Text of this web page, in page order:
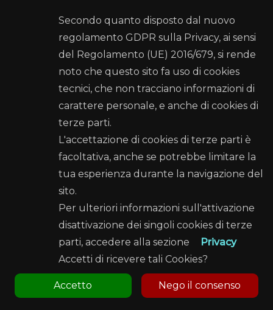
Comune di Palermo
Recapiti e Contatti
Sede: Palazzo Ziino - Via Dante Alighieri, 53 - 90144
Posta elettronica certificata (PEC):
settorecultura@cert.comune.palermo.it
Telefono: 091 7407792 - 091 7407783
Seguici su
Credits Cookie Policy Note Legali
Secondo quanto disposto dal nuovo
regolamento GDPR sulla Privacy, ai sensi
del Regolamento (UE) 2016/679, si rende
noto che questo sito fa uso di cookies
tecnici, che non tracciano informazioni di
carattere personale, e anche di cookies di
terze parti.
L'accettazione di cookies di terze parti è
facoltativa, anche se potrebbe limitare la
tua esperienza durante la navigazione del
sito.
Per ulteriori informazioni sull'attivazione
disattivazione dei singoli cookies di terze
parti, accedere alla sezione
Privacy
Accetti di ricevere tali Cookies?
Accetto Nego il consenso